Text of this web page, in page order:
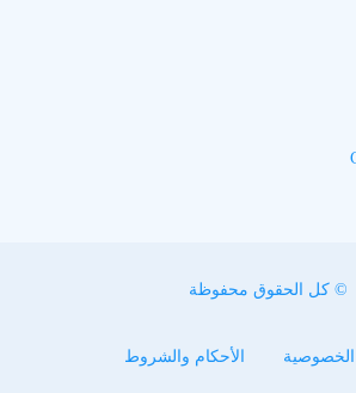
© كل الحقوق محفوظة
الأحكام والشروط